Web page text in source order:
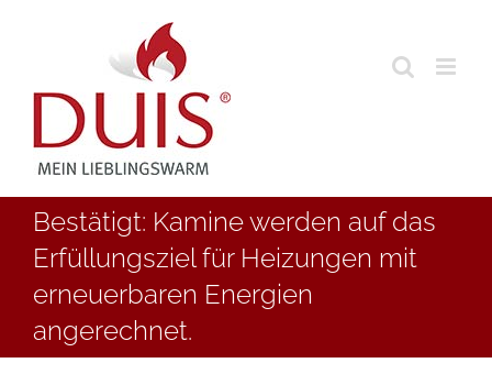
Bestätigt: Kamine werden auf das
Erfüllungsziel für Heizungen mit
erneuerbaren Energien
angerechnet.